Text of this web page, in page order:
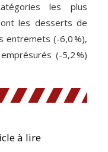
les plus
les desserts de
entremets (-6,0 %),
(-5,2 %)
à lire